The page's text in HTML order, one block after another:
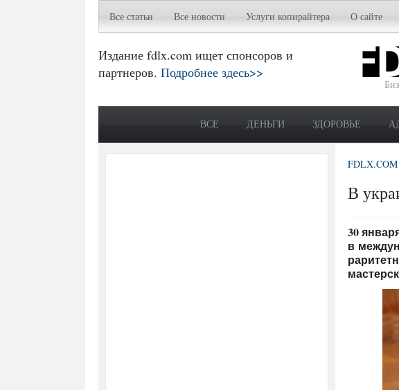
Все статьи Все новости Услуги копирайтера О сайте
Издание fdlx.com ищет спонсоров и
партнеров. Подробнее здесь>>
ВСЕ ДЕНЬГИ ЗДОРОВЬЕ
FDLX.COM
В
30
в